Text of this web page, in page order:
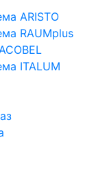
ARISTO
RAUMplus
ITALUM